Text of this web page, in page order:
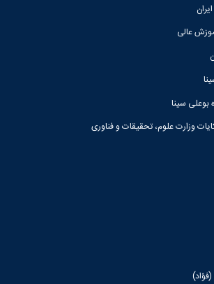
عالی
بوعلی سینا
وزارت علوم، تحقیقات و فناوری